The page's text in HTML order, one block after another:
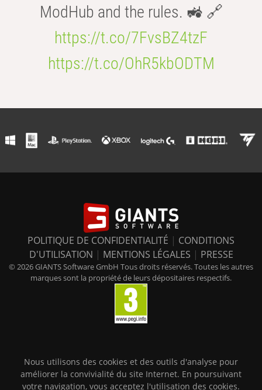
ModHub and the rules. 🚜 🔗
https://t.co/7FvsBZ4tzF
https://t.co/OhR5kbODTM
POLITIQUE DE CONFIDENTIALITÉ | CONDITIONS
D'UTILISATION | MENTIONS LÉGALES | PRESSE
© 2026 GIANTS Software GmbH Tous droits réservés. Toutes les autres
marques sont la propriété de leurs dépositaires respectifs.
Nous utilisons des cookies et des outils d'analyse pour
améliorer la convivialité du site Internet. En poursuivant
votre navigation, vous acceptez l'utilisation des cookies.